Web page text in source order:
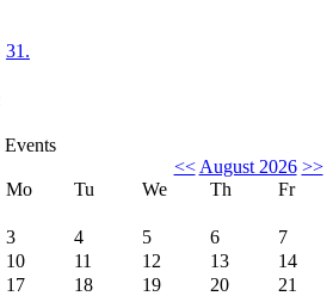
31.
Events
<< August 2026 >>
Mo
Tu We Th Fr
3
4 5 6 7
10
11 12 13 14
17
18 19 20 21